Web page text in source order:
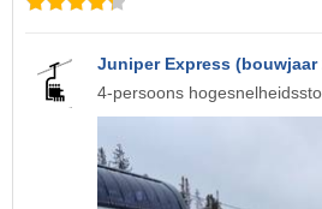
Juniper Express (bouwjaar
4-persoons